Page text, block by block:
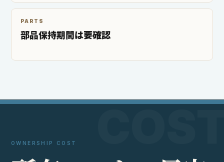
PARTS
部品保持期間は要確認
OWNERSHIP COST